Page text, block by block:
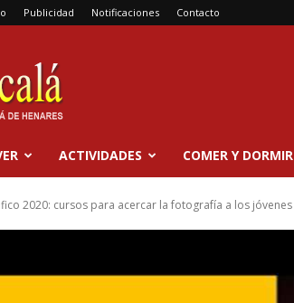
Publicidad Notificaciones Contacto
ACTIVIDADES COMER Y DORMIR
2020: cursos para acercar la fotografía a los jóvenes